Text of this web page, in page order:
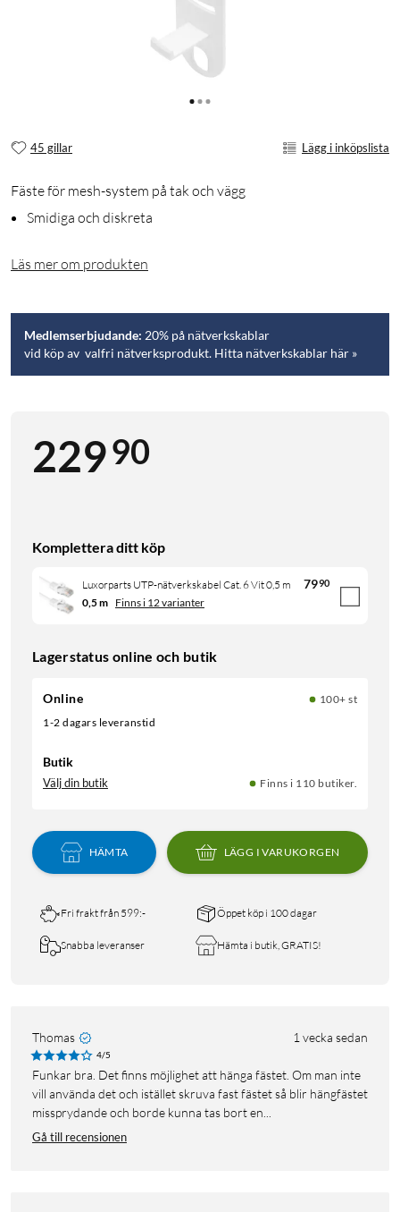
45 gillar Lägg i inköpslista
Fäste för mesh-system på tak och vägg
Smidiga och diskreta
Läs mer om produkten
Medlemserbjudande: 20% på nätverkskablar
vid köp av valfri nätverksprodukt. Hitta nätverkskablar här »
22990
Komplettera ditt köp
Luxorparts UTP-nätverkskabel Cat. 6 Vit 0,5 m 7990
0,5 m Finns i 12 varianter
Lagerstatus online och butik
Online
100+ st
1-2 dagars leveranstid
Butik
Välj din butik Finns i 110 butiker.
HÄMTA LÄGG I VARUKORGEN
Fri frakt från 599:- Öppet köp i 100 dagar
Snabba leveranser Hämta i butik, GRATIS!
Thomas 1 vecka sedan
4/5
Funkar bra. Det finns möjlighet att hänga fästet. Om man inte
vill använda det och istället skruva fast fästet så blir hängfästet
missprydande och borde kunna tas bort en...
Gå till recensionen